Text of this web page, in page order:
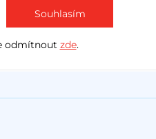
Měsíčně
Souhlasím
odmítnout zde.